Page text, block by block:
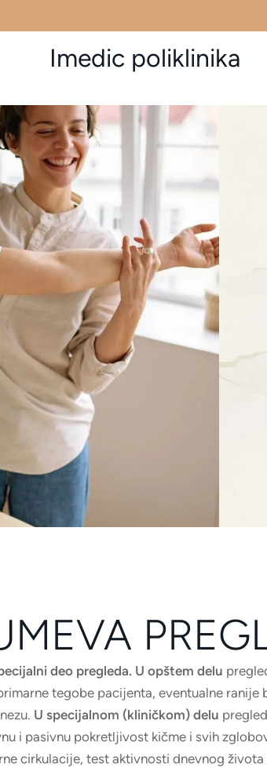
Imedic poliklinika
deo pregleda. U opštem delu
tegobe pacijenta, eventualne
U specijalnom (kliničkom) delu
i pasivnu pokretljivost kičme i svih
cirkulacije, test aktivnosti dnevnog